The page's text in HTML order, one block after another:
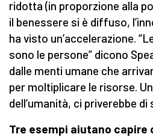
ridotta (in proporzione alla
il benessere si è diffuso,
ha visto un’accelerazione.
sono le persone” dicono
dalle menti umane che
per moltiplicare le risorse.
dell’umanità, ci priverebbe
Tre esempi aiutano capire